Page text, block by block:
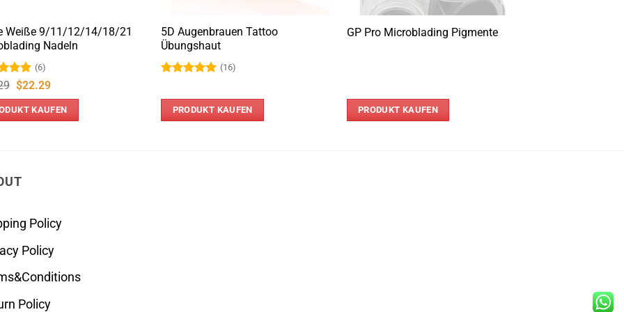
Weiße 9/11/12/14/18/21
Nadeln
von
(6)
Ursprünglicher
Preis
war:
$36.29
$22.29Aktueller
ist:
$22.29.
KAUFEN
5D Augenbrauen Tattoo
Übungshaut
(16)
PRODUKT KAUFEN
GP Pro Microblading Pigmente
PRODUKT KAUFEN
Policy
Policy
Policy